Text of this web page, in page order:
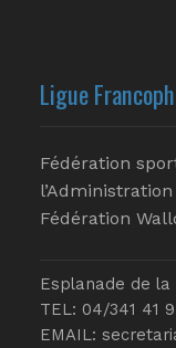
Ligue
Fédération
Fédération
Esplanade de la
TEL: 04/341 41
EMAIL: